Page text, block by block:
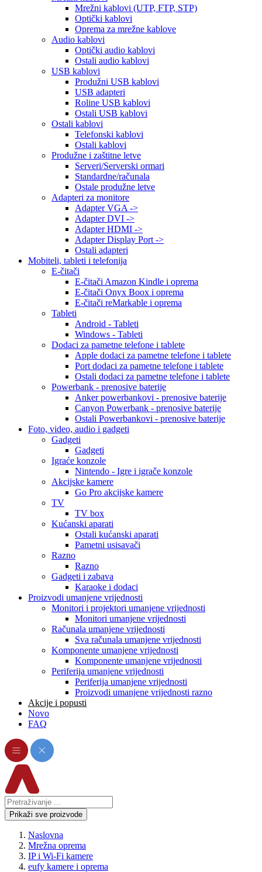
Mrežni kablovi (UTP, FTP, STP)
Optički kablovi
Oprema za mrežne kablove
Audio kablovi
Optički audio kablovi
Ostali audio kablovi
USB kablovi
Produžni USB kablovi
USB adapteri
Roline USB kablovi
Ostali USB kablovi
Ostali kablovi
Telefonski kablovi
Ostali kablovi
Produžne i zaštitne letve
Serveri/Serverski ormari
Standardne/računala
Ostale produžne letve
Adapteri za monitore
Adapter VGA ->
Adapter DVI ->
Adapter HDMI ->
Adapter Display Port ->
Ostali adapteri
Mobiteli, tableti i telefonija
E-čitači
E-čitači Amazon Kindle i oprema
E-čitači Onyx Boox i oprema
E-čitači reMarkable i oprema
Tableti
Android - Tableti
Windows - Tableti
Dodaci za pametne telefone i tablete
Apple dodaci za pametne telefone i tablete
Port dodaci za pametne telefone i tablete
Ostali dodaci za pametne telefone i tablete
Powerbank - prenosive baterije
Anker powerbankovi - prenosive baterije
Canyon Powerbank - prenosive baterije
Ostali Powerbankovi - prenosive baterije
Foto, video, audio i gadgeti
Gadgeti
Gadgeti
Igraće konzole
Nintendo - Igre i igrače konzole
Akcijske kamere
Go Pro akcijske kamere
TV
TV box
Kućanski aparati
Ostali kućanski aparati
Pametni usisavači
Razno
Razno
Gadgeti i zabava
Karaoke i dodaci
Proizvodi umanjene vrijednosti
Monitori i projektori umanjene vrijednosti
Monitori umanjene vrijednosti
Računala umanjene vrijednosti
Sva računala umanjene vrijednosti
Komponente umanjene vrijednosti
Komponente umanjene vrijednosti
Periferija umanjene vrijednosti
Periferija umanjene vrijednosti
Proizvodi umanjene vrijednosti razno
Akcije i popusti
Novo
FAQ
Prikaži sve proizvode
Naslovna
Mrežna oprema
IP i Wi-Fi kamere
eufy kamere i oprema